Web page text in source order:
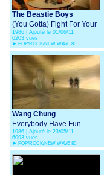
The Beastie Boys
(You Gotta) Fight For Your
Right (To Party)
1986 | Ajouté le 01/06/11
6203 vues
► POP/ROCK/NEW WAVE 80
Wang Chung
Everybody Have Fun
Tonight
1986 | Ajouté le 23/05/11
6093 vues
► POP/ROCK/NEW WAVE 80